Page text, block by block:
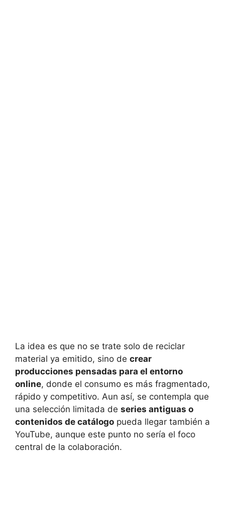
La idea es que no se trate solo de reciclar
material ya emitido, sino de crear
producciones pensadas para el entorno
online, donde el consumo es más fragmentado,
rápido y competitivo. Aun así, se contempla que
una selección limitada de series antiguas o
contenidos de catálogo pueda llegar también a
YouTube, aunque este punto no sería el foco
central de la colaboración.